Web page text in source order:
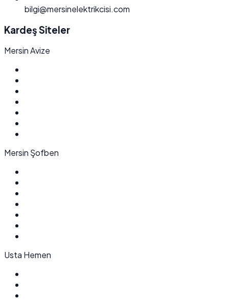
bilgi@mersinelektrikcisi.com
Kardeş Siteler
Mersin Avize
Mersin Şofben
Usta Hemen